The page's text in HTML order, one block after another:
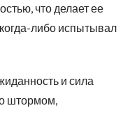
что делает ее
либо испытывал
и сила
штормом,